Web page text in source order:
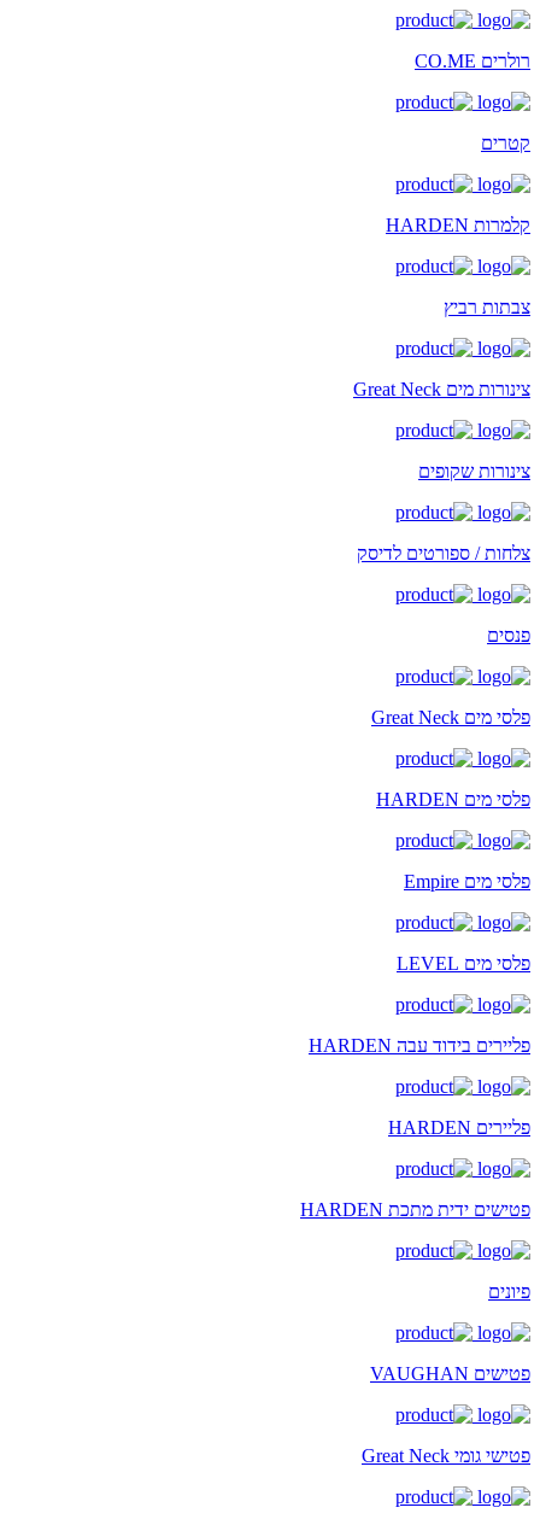
רולרים CO.ME
קטרים
קלמרות HARDEN
צבתות רביץ
צינורות מים Great Neck
צינורות שקופים
צלחות / ספורטים לדיסק
פנסים
פלסי מים Great Neck
פלסי מים HARDEN
פלסי מים Empire
פלסי מים LEVEL
פליירים בידוד עבה HARDEN
פליירים HARDEN
פטישים ידית מתכת HARDEN
פיונים
פטישים VAUGHAN
פטישי גומי Great Neck